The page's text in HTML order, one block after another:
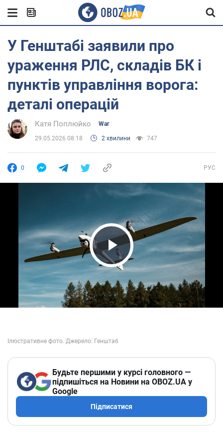
У Генштабі заявили про
ураження РЛС, складів БК і
пунктів управління ворога:
деталі операцій
Катя Поплюйко War
29.05.2026 08:18 2 хвилини 747
0 РУС
Play Video
Будьте першими у курсі головного —
підпишіться на Новини на OBOZ.UA у
Google
Підписатися